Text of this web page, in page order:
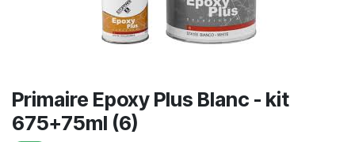
Primaire Epoxy Plus Blanc - kit
675+75ml (6)